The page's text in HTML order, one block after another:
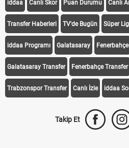
iddaa Canlı Skor Puan Durumu Canlı
Transfer Haberleri TV'de Bugün Süper
iddaa Programı Galatasaray Fenerbahçe
Galatasaray Transfer Fenerbahçe Transfer
Trabzonspor Transfer Canlı İzle iddaa